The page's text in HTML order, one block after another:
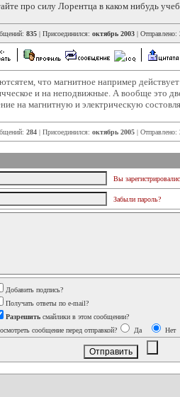
про силу Лорентца в каком нибудь
835 | Присоединился: октябрь 2003 | Отправлено:
что магнитное например
и на неподвижные. А вообще это
на магнитную и электрическую
284 | Присоединился: октябрь 2005 | Отправлено:
Вы
Забыли пароль?
Добавить подпись?
Получать ответы по e-mail?
Разрешить смайлики в этом сообщении?
сообщение перед отправкой?
Да Нет